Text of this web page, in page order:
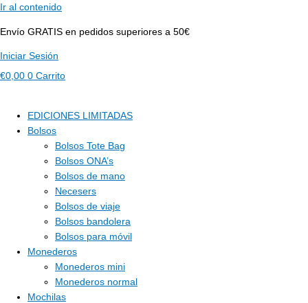
Ir al contenido
Envío GRATIS en pedidos superiores a 50€
Iniciar Sesión
€0,00 0 Carrito
EDICIONES LIMITADAS
Bolsos
Bolsos Tote Bag
Bolsos ONA’s
Bolsos de mano
Necesers
Bolsos de viaje
Bolsos bandolera
Bolsos para móvil
Monederos
Monederos mini
Monederos normal
Mochilas